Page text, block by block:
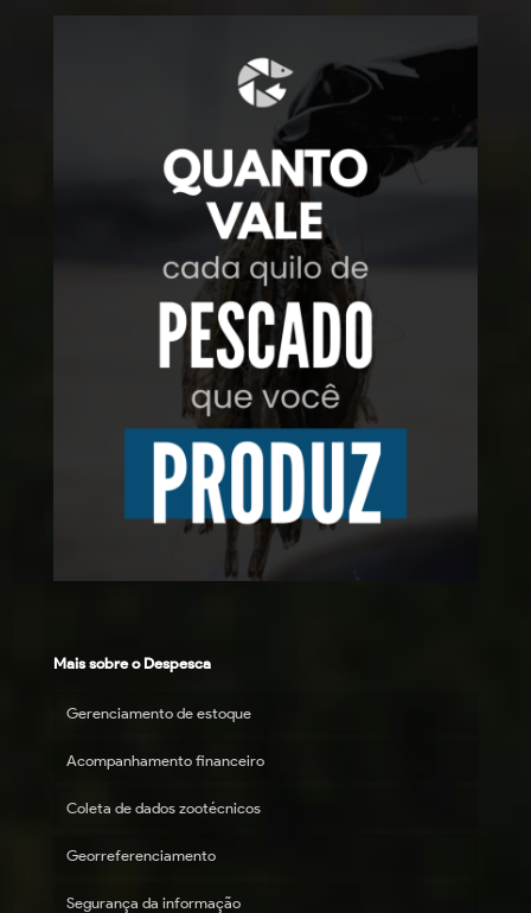
Mais sobre o Despesca
Gerenciamento de estoque
Acompanhamento financeiro
Coleta de dados zootécnicos
Georreferenciamento
Segurança da informação